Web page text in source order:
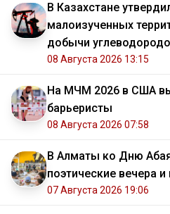
В Казахстане
малоизученных
добычи
08 Августа 2026 13:15
На МЧМ 2026 в США
барьеристы
08 Августа 2026 07:58
В Алматы ко Дню
поэтические вечера
07 Августа 2026 19:06